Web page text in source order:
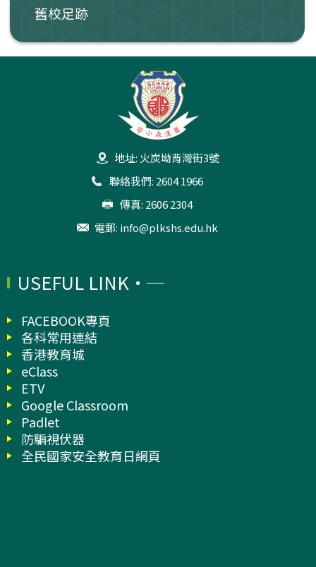
舊校足跡
地址: 火炭坳背灣街3號
聯絡我們: 2604 1966
傳真: 2606 2304
電郵: info@plkshs.edu.hk
USEFUL LINK
FACEBOOK專頁
各科常用連結
香港教育城
eClass
ETV
Google Classroom
Padlet
防騙視伏器
全民國家安全教育日網頁